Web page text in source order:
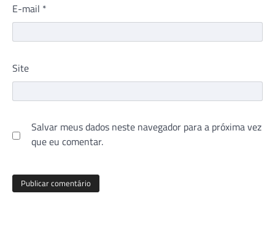
E-mail *
Site
Salvar meus dados neste navegador para a próxima vez
que eu comentar.